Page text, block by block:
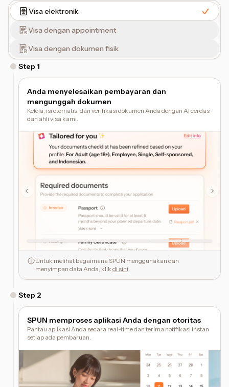
Visa elektronik
Visa dengan appointment
Visa dengan dokumen fisik
Step 1
Anda menyelesaikan pembayaran dan
mengunggah dokumen
Kelola, isi otomatis, dan verifikasi dokumen Anda dengan AI cerdas
dan ahli visa kami.
Untuk melihat bagaimana SPUN menggunakan dan
menyimpan data Anda, klik di sini
Step 2
SPUN memproses aplikasi Anda dengan otoritas
Pantau aplikasi Anda secara real-time dan terima notifikasi instan
setiap ada pembaruan.